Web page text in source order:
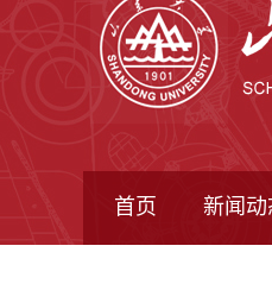
首页 新闻动